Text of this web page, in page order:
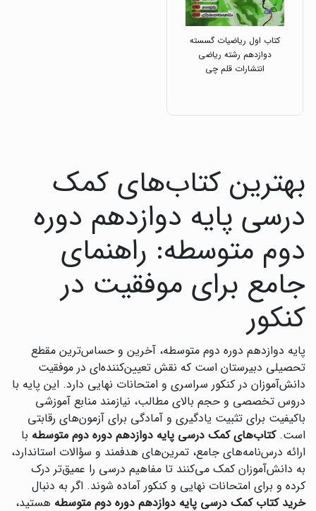
کتاب اول ریاضیات گسسته
دوازدهم رشته ریاضی
انتشارات قلم چی
بهترین کتاب‌های کمک
درسی پایه دوازدهم دوره
دوم متوسطه: راهنمای
جامع برای موفقیت در
کنکور
پایه دوازدهم دوره دوم متوسطه، آخرین و حساس‌ترین مقطع
تحصیلی دبیرستان است که نقش تعیین‌کننده‌ای در موفقیت
دانش‌آموزان در کنکور سراسری و امتحانات نهایی دارد. این پایه با
دروس تخصصی و حجم بالای مطالب، نیازمند منابع آموزشی
باکیفیت برای تثبیت یادگیری و آمادگی برای آزمون‌های رقابتی
است.کتاب‌های کمک درسی پایه دوازدهم دوره دوم متوسطه با
ارائه درس‌نامه‌های جامع، تمرین‌های هدفمند و سؤالات استاندارد،
به دانش‌آموزان کمک می‌کنند تا مفاهیم درسی را عمیق‌تر درک
کرده و برای امتحانات نهایی و کنکور آماده شوند. اگر به دنبال
خرید کتاب کمک درسی پایه دوازدهم دوره دوم متوسطه هستید،